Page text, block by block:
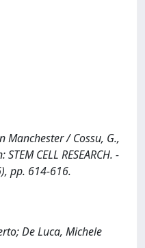
Manchester / Cossu, G.,
CELL RESEARCH. -
pp. 614-616.
De Luca, Michele